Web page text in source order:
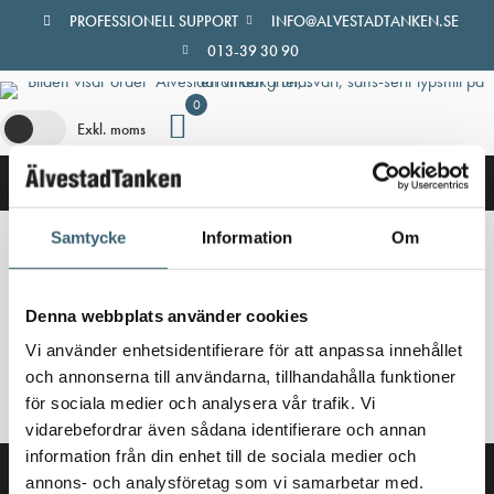
Samtycke Information Om
Denna webbplats använder cookies
Vi använder enhetsidentifierare för att anpassa innehållet
och annonserna till användarna, tillhandahålla funktioner
för sociala medier och analysera vår trafik. Vi
vidarebefordrar även sådana identifierare och annan
information från din enhet till de sociala medier och
annons- och analysföretag som vi samarbetar med.
Hoppa
innehåll
PROFESSIONELL SUPPORT
INFO@ALVESTADTANKEN.SE
013-39 30 90
Exkl. moms
0
bevattningspistoler
Inga produkter hittades som motsvarar ditt val.